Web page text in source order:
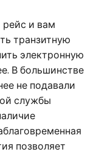
и вам
транзитную
электронную
В большинстве
не подавали
службы
позволяет